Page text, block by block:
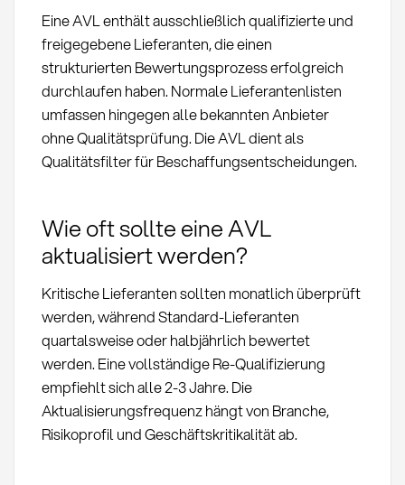
Eine AVL enthält ausschließlich qualifizierte und
freigegebene Lieferanten, die einen
strukturierten Bewertungsprozess erfolgreich
durchlaufen haben. Normale Lieferantenlisten
umfassen hingegen alle bekannten Anbieter
ohne Qualitätsprüfung. Die AVL dient als
Qualitätsfilter für Beschaffungsentscheidungen.
Wie oft sollte eine AVL
aktualisiert werden?
Kritische Lieferanten sollten monatlich überprüft
werden, während Standard-Lieferanten
quartalsweise oder halbjährlich bewertet
werden. Eine vollständige Re-Qualifizierung
empfiehlt sich alle 2-3 Jahre. Die
Aktualisierungsfrequenz hängt von Branche,
Risikoprofil und Geschäftskritikalität ab.